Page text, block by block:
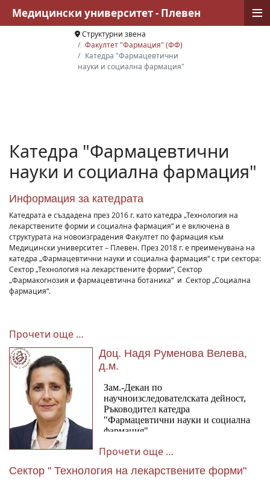
Структурни звена
Факултет "Фармация" (ФФ)
Катедра "Фармацевтични
науки и социална фармация"
Катедра "Фармацевтични
науки и социална фармация"
Информация за катедрата
Катедрата е създадена през 2016 г. като катедра „Технология на
лекарствените форми и социална фармация“ и е включена в
структурата на новоизградения Факултет по фармация към
Медицински университет – Плевен. През 2018 г. е преименувана на
катедра „Фармацевтични науки и социална фармация“ с три сектора:
Сектор „Технология на лекарствените форми“, Сектор
„Фармакогнозия и фармацевтична ботаника“ и Сектор „Социална
фармация“.
Прочети още …
Доц. Надя Руменова Велева,
д.м.
Прочети още …
Сектор " Технология на лекарствените форми"
Медицински университет - Плевен ≡